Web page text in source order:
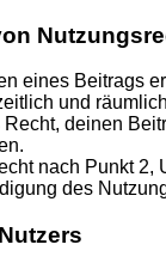
eines Beitrags
und
deinen
nach Punkt 2,
des